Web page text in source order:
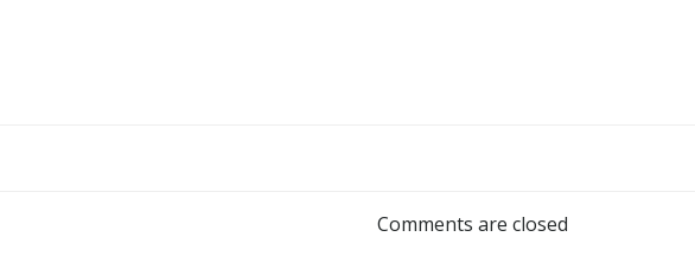
navigation
Comments are closed